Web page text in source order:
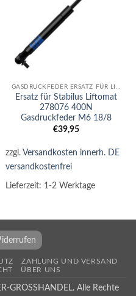
GASDRUCKFEDER ERSATZ FÜR LIFTOMAT
Ersatz für Stabilus Liftomat
278076 400N
Gasdruckfeder M6 18/8
€39,95
zzgl. Versandkosten innerh. DE
versandkostenfrei
Lieferzeit: 1-2 Werktage
ZAHLUNG UND VERSAND
ÜBER UNS
GROSSHANDEL. Alle Rechte